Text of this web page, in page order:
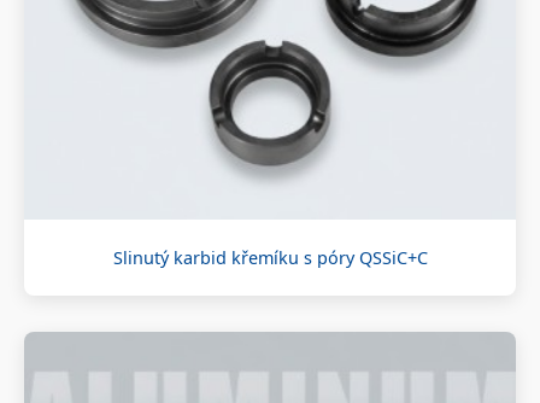
Slinutý karbid křemíku s póry QSSiC+C